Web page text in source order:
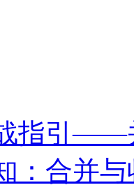
指引——
：合并